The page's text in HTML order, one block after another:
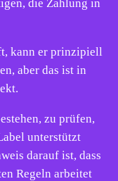
die Zahlung in
kann er prinzipiell
aber das ist in
zu prüfen,
unterstützt
darauf ist, dass
Regeln arbeitet